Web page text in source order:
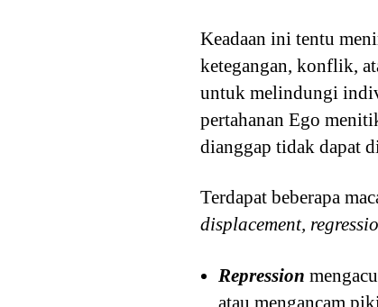
Keadaan ini tentu
ketegangan, konflik,
untuk melindungi
pertahanan Ego
dianggap tidak dapat
Terdapat beberapa
displacement,
Repression
atau mengancam